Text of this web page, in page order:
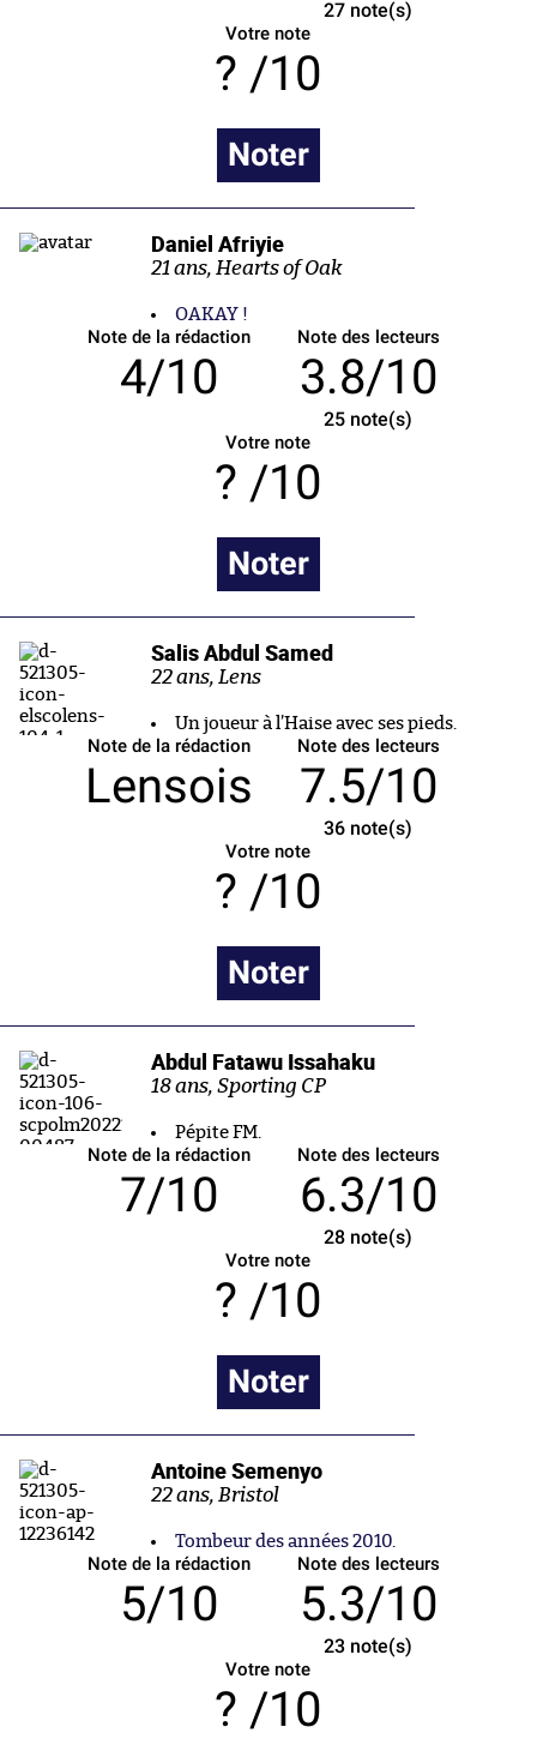
27 note(s)
Votre note
/10
Noter
Daniel Afriyie
21 ans, Hearts of Oak
OAKAY !
Note de la rédaction
4/10
Note des lecteurs
3.8/10
25 note(s)
Votre note
/10
Noter
Salis Abdul Samed
22 ans, Lens
Un joueur à l’Haise avec ses pieds.
Note de la rédaction
Lensois
Note des lecteurs
7.5/10
36 note(s)
Votre note
/10
Noter
Abdul Fatawu Issahaku
18 ans, Sporting CP
Pépite FM.
Note de la rédaction
7/10
Note des lecteurs
6.3/10
28 note(s)
Votre note
/10
Noter
Antoine Semenyo
22 ans, Bristol
Tombeur des années 2010.
Note de la rédaction
5/10
Note des lecteurs
5.3/10
23 note(s)
Votre note
/10